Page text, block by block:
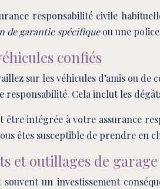
responsabilité civile
de garantie spécifiqueou une
confiés
sur les véhicules d’amis ou
responsabilité. Cela inclut les
être intégrée à votre assurance
êtes susceptible de prendre en
et outillages de garage
un investissement